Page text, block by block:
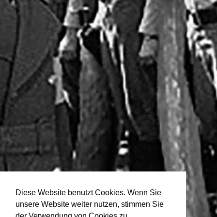
Diese Website benutzt Cookies. Wenn Sie
unsere Website weiter nutzen, stimmen Sie